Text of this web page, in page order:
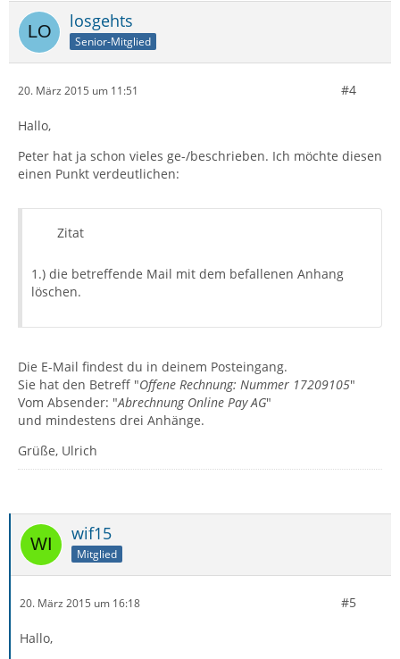
losgehts
Senior-Mitglied
20. März 2015 um 11:51 #4
Hallo,
Peter hat ja schon vieles ge-/beschrieben. Ich möchte diesen
einen Punkt verdeutlichen:
Zitat
1.) die betreffende Mail mit dem befallenen Anhang
löschen.
Die E-Mail findest du in deinem Posteingang.
Sie hat den Betreff "Offene Rechnung: Nummer 17209105"
Vom Absender: "Abrechnung Online Pay AG"
und mindestens drei Anhänge.
Grüße, Ulrich
wif15
Mitglied
20. März 2015 um 16:18 #5
Hallo,